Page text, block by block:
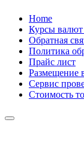
Skip
content
Home
Курсы валют
Обратная
Политика
Прайс лист
Размещение
Сервис
Стоимость